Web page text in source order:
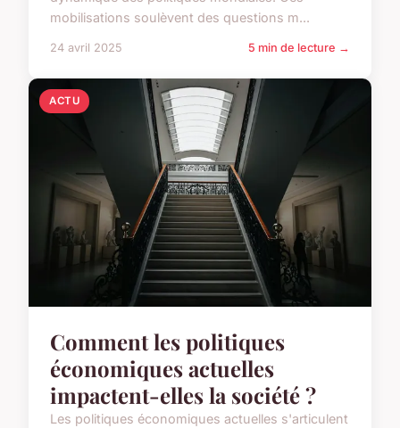
mobilisations soulèvent des questions m...
24 avril 2025 5 min de lecture →
ACTU
Comment les politiques
économiques actuelles
impactent-elles la société ?
Les politiques économiques actuelles s'articulent